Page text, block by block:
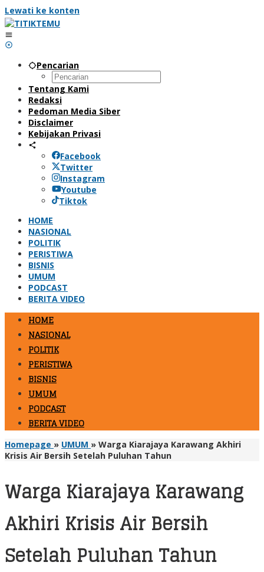
Lewati ke konten
Pencarian
Tentang Kami
Redaksi
Pedoman Media Siber
Disclaimer
Kebijakan Privasi
Facebook
Twitter
Instagram
Youtube
Tiktok
HOME
NASIONAL
POLITIK
PERISTIWA
BISNIS
UMUM
PODCAST
BERITA VIDEO
HOME
NASIONAL
POLITIK
PERISTIWA
BISNIS
UMUM
PODCAST
BERITA VIDEO
Homepage » UMUM » Warga Kiarajaya Karawang Akhiri
Krisis Air Bersih Setelah Puluhan Tahun
Warga Kiarajaya Karawang
Akhiri Krisis Air Bersih
Setelah Puluhan Tahun